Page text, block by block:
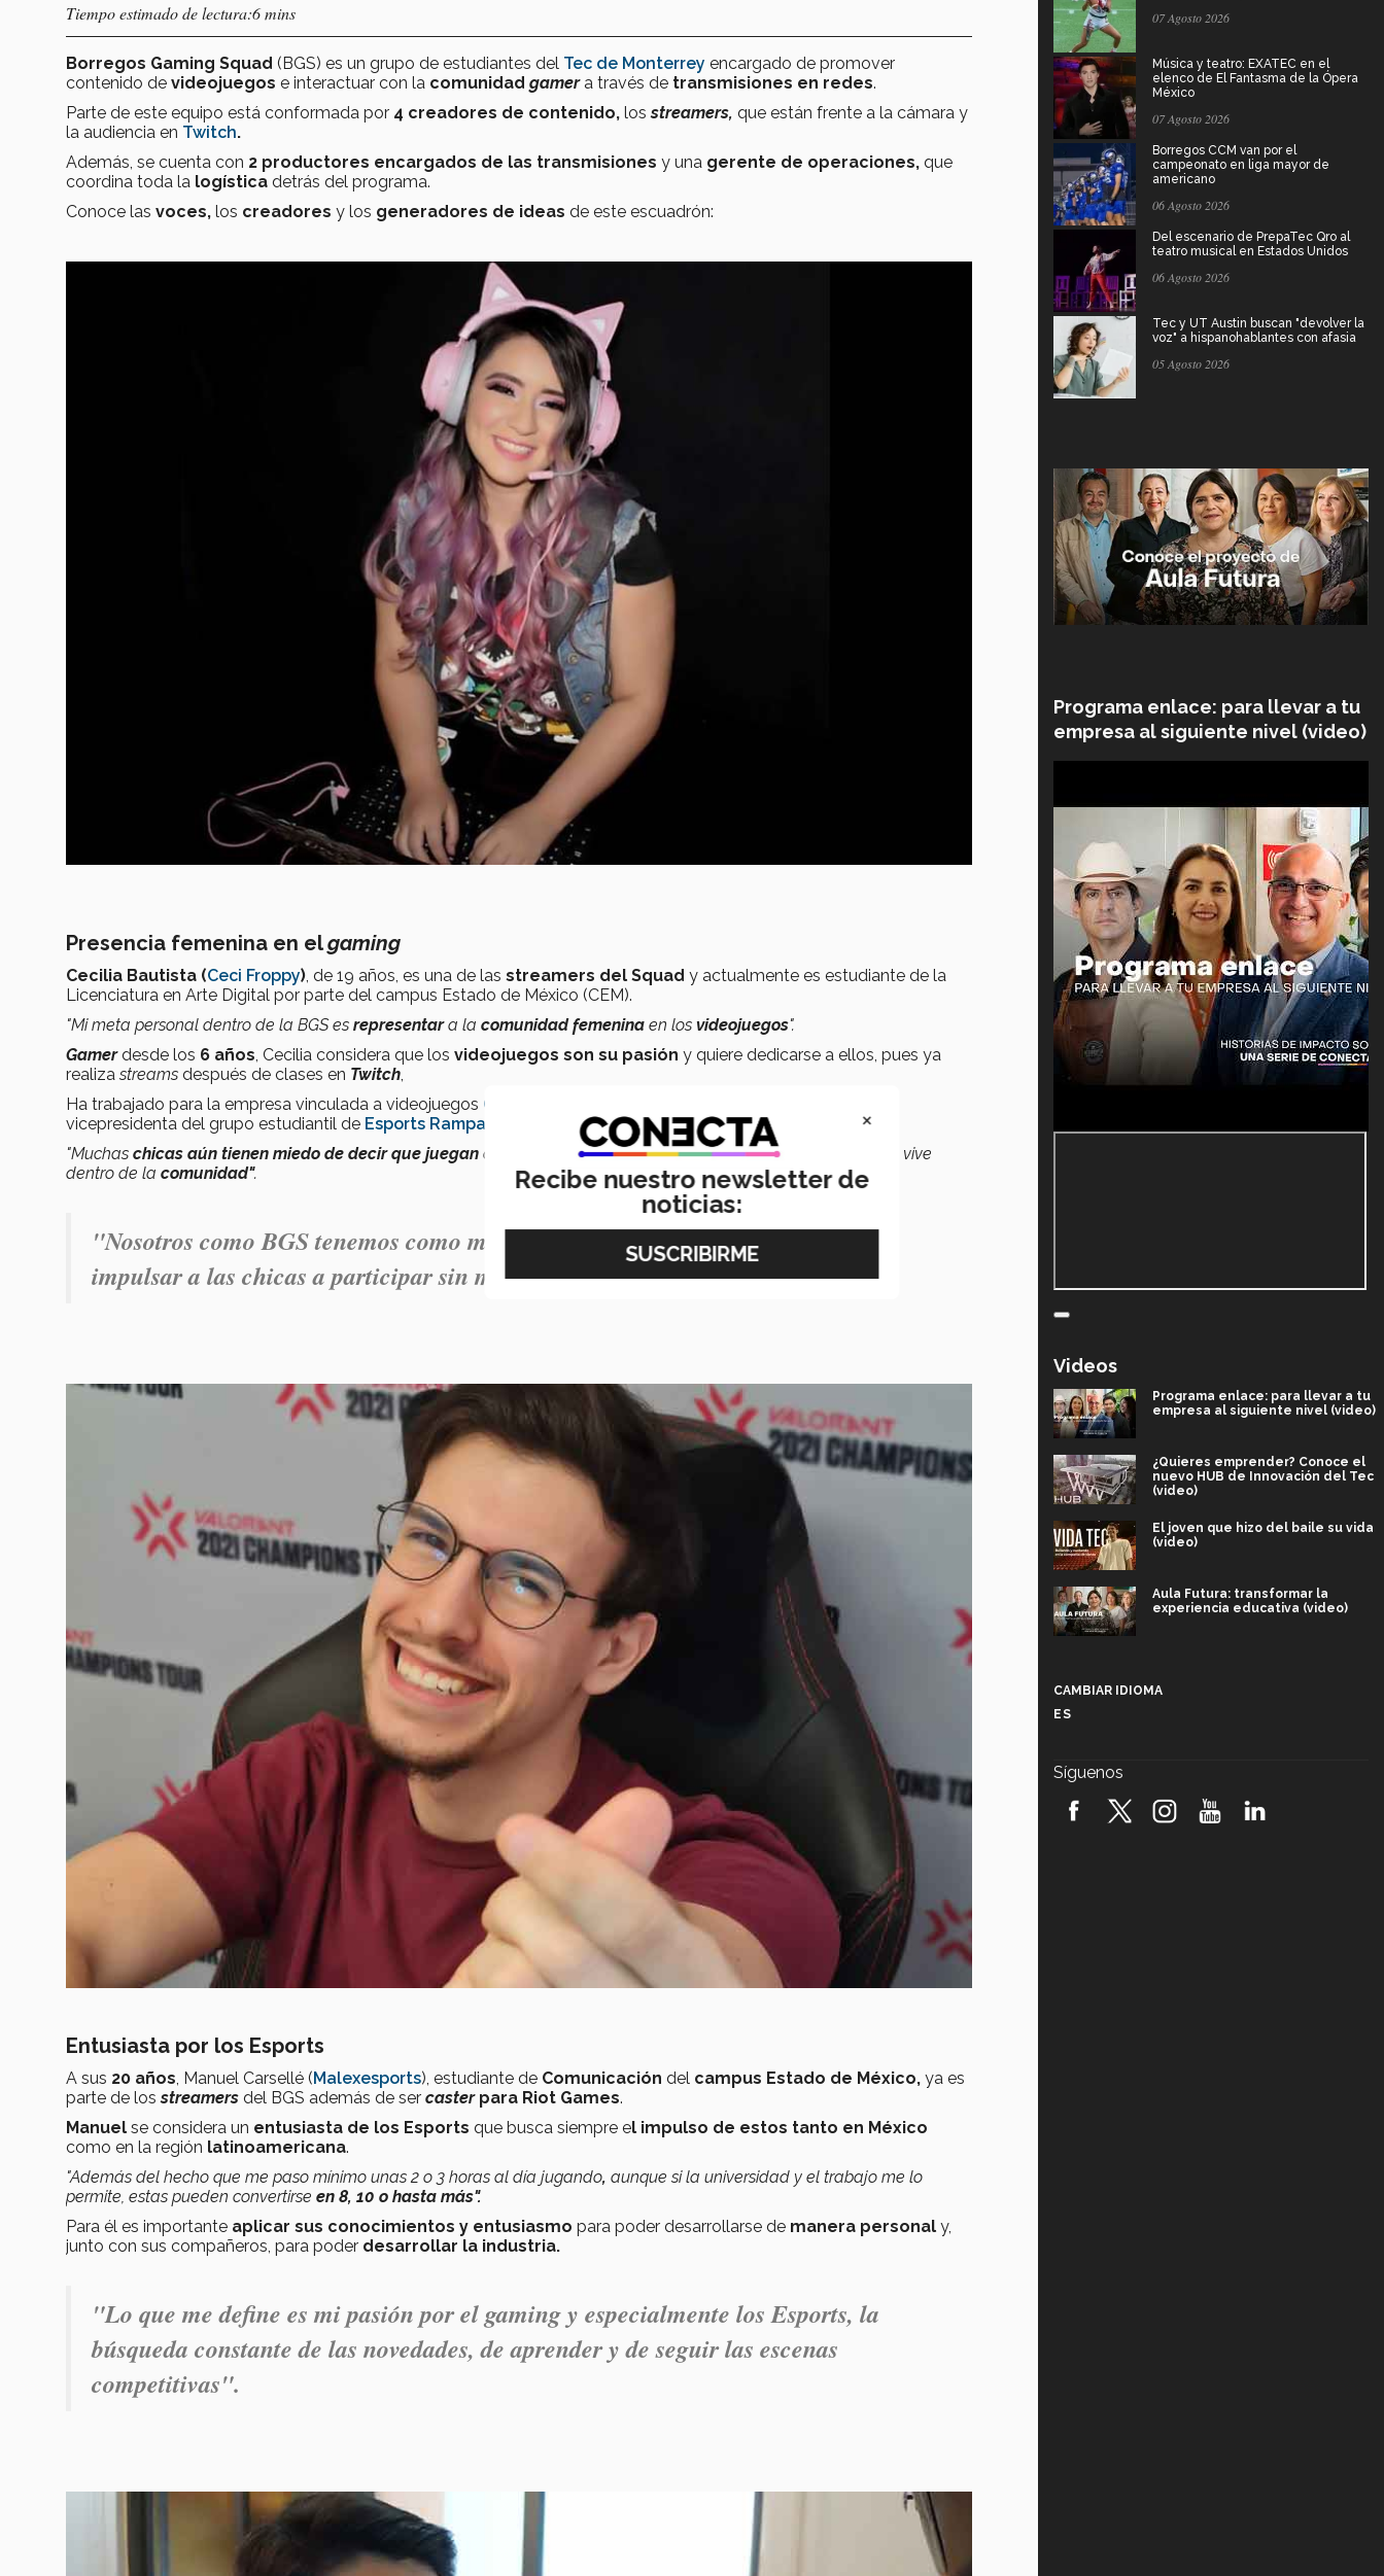
Tiempo estimado de lectura:6 mins
Borregos Gaming Squad (BGS) es un grupo de estudiantes del Tec de Monterrey encargado de promover
contenido de videojuegos e interactuar con la comunidad gamer a través de transmisiones en redes.
Parte de este equipo está conformada por 4 creadores de contenido, losstreamers, que están frente a la cámara y
la audiencia en Twitch.
Además, se cuenta con 2 productores encargados de las transmisiones y una gerente de operaciones, que
coordina toda la logística detrás del programa.
Conoce las voces, los creadores y los generadores de ideas de este escuadrón:
Presencia femenina en elgaming
Cecilia Bautista (Ceci Froppy), de 19 años, es una de las streamers del Squad y actualmente es estudiante de la
Licenciatura en Arte Digital por parte del campus Estado de México (CEM).
"Mi meta personal dentro de la BGS es representara la comunidad femenina en los videojuegos".
Gamerdesde los 6 años, Cecilia considera que los videojuegos son su pasión y quiere dedicarse a ellos, pues ya
realizastreams después de clases en Twitch,
Ha trabajado para la empresa vinculada a videojuegos GGTech LATAM
vicepresidenta del grupo estudiantil de Esports Rampage Gaming de CEM.
"Muchas chicas aún tienen miedo de decir que juegan o simplemente de hacerlo por elacoso machista
que se vive
dentro de la comunidad".
"Nosotros como BGS tenemos como meta mostrar que no todo es toxicidad e
impulsar a las chicas a participar sin miedo a que las molesten".
Entusiasta por los Esports
A sus 20 años, Manuel Carsellé (Malexesports), estudiante de Comunicación del campus Estado de México, ya es
parte de losstreamers del BGS además de ser caster para Riot Games.
Manuel se considera un entusiasta de los Esports que busca siempre el impulso de estos tanto en México
como en la región latinoamericana.
"Además del hecho que me paso mínimo unas 2 o 3 horas al día jugando, aunque si la universidad y el trabajo me lo
permite, estas pueden convertirse en 8, 10 o hasta más".
Para él es importante aplicar sus conocimientos y entusiasmo para poder desarrollarse de manera personal y,
junto con sus compañeros, para poder desarrollar la industria.
"Lo que me define es mi pasión por el gaming y especialmente los Esports, la
búsqueda constante de las novedades, de aprender y de seguir las escenas
competitivas".
07 Agosto 2026
Música y teatro: EXATEC en el
elenco de El Fantasma de la Ópera
México
07 Agosto 2026
Borregos CCM van por el
campeonato en liga mayor de
americano
06 Agosto 2026
Del escenario de PrepaTec Qro al
teatro musical en Estados Unidos
06 Agosto 2026
Tec y UT Austin buscan "devolver la
voz" a hispanohablantes con afasia
05 Agosto 2026
Programa enlace: para llevar a tu
empresa al siguiente nivel (video)
Videos
Programa enlace: para llevar a tu
empresa al siguiente nivel (video)
¿Quieres emprender? Conoce el
nuevo HUB de Innovación del Tec
(video)
El joven que hizo del baile su vida
(video)
Aula Futura: transformar la
experiencia educativa (video)
robótica FIRST 2026! (video)
CAMBIAR IDIOMA
ES
Síguenos
×
Recibe nuestro newsletter de
noticias: